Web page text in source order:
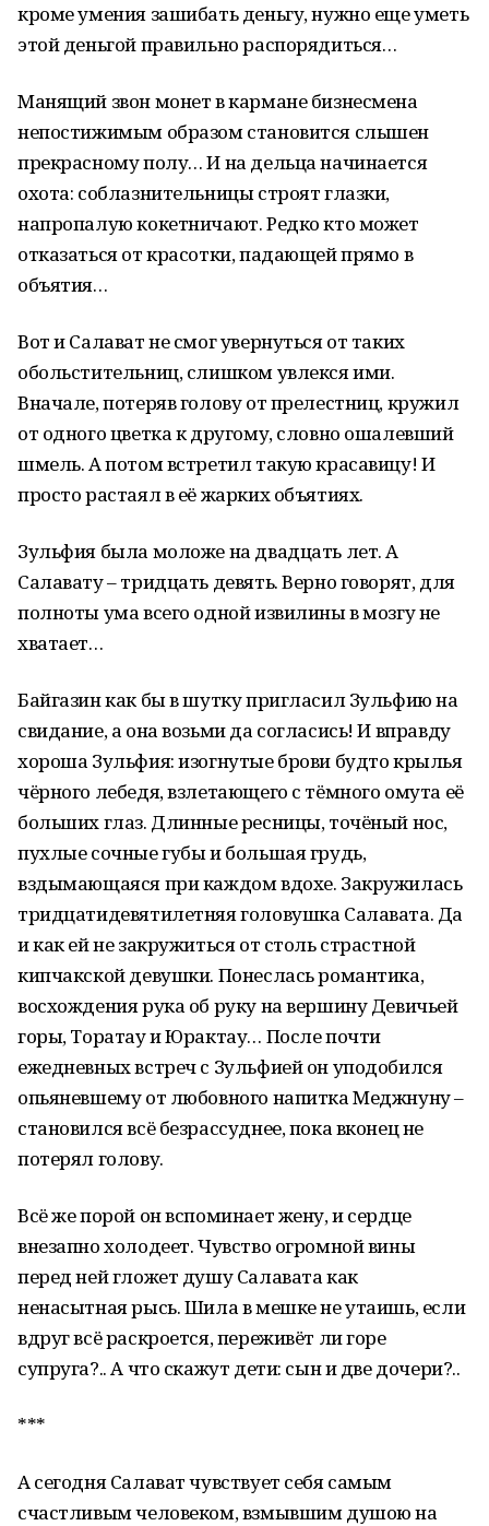
кроме умения зашибать деньгу, нужно еще уметь
этой деньгой правильно распорядиться…
Манящий звон монет в кармане бизнесмена
непостижимым образом становится слышен
прекрасному полу… И на дельца начинается
охота: соблазнительницы строят глазки,
напропалую кокетничают. Редко кто может
отказаться от красотки, падающей прямо в
объятия…
Вот и Салават не смог увернуться от таких
обольстительниц, слишком увлекся ими.
Вначале, потеряв голову от прелестниц, кружил
от одного цветка к другому, словно ошалевший
шмель. А потом встретил такую красавицу! И
просто растаял в её жарких объятиях.
Зульфия была моложе на двадцать лет. А
Салавату – тридцать девять. Верно говорят, для
полноты ума всего одной извилины в мозгу не
хватает…
Байгазин как бы в шутку пригласил Зульфию на
свидание, а она возьми да согласись! И вправду
хороша Зульфия: изогнутые брови будто крылья
чёрного лебедя, взлетающего с тёмного омута её
больших глаз. Длинные ресницы, точёный нос,
пухлые сочные губы и большая грудь,
вздымающаяся при каждом вдохе. Закружилась
тридцатидевятилетняя головушка Салавата. Да
и как ей не закружиться от столь страстной
кипчакской девушки. Понеслась романтика,
восхождения рука об руку на вершину Девичьей
горы, Торатау и Юрактау… После почти
ежедневных встреч с Зульфией он уподобился
опьяневшему от любовного напитка Меджнуну –
становился всё безрассуднее, пока вконец не
потерял голову.
Всё же порой он вспоминает жену, и сердце
внезапно холодеет. Чувство огромной вины
перед ней гложет душу Салавата как
ненасытная рысь. Шила в мешке не утаишь, если
вдруг всё раскроется, переживёт ли горе
супруга?.. А что скажут дети: сын и две дочери?..
***
А сегодня Салават чувствует себя самым
счастливым человеком, взмывшим душою на